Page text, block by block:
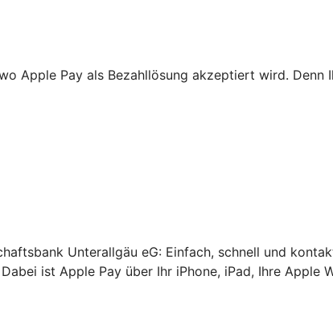
Apple Pay als Bezahllösung akzeptiert wird.
Unterallgäu eG: Einfach, schnell und
ist Apple Pay über Ihr iPhone, iPad, Ihre Apple